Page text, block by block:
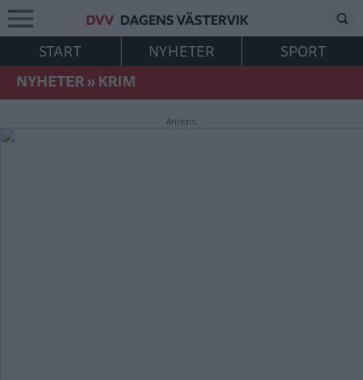
START NYHETER
SPORT
NYHETER»KRIM
Annons: